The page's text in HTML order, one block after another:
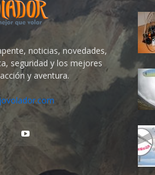
noticias, novedades,
seguridad y los mejores
y aventura.